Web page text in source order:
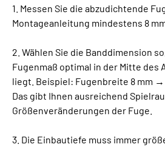
1. Messen Sie die abzudichtende
Montageanleitung mindestens 8
2. Wählen Sie die Banddimension
Fugenmaß optimal in der Mitte des
liegt. Beispiel: Fugenbreite 8 mm →
Das gibt Ihnen ausreichend
Größenveränderungen der Fuge.
3. Die Einbautiefe muss immer